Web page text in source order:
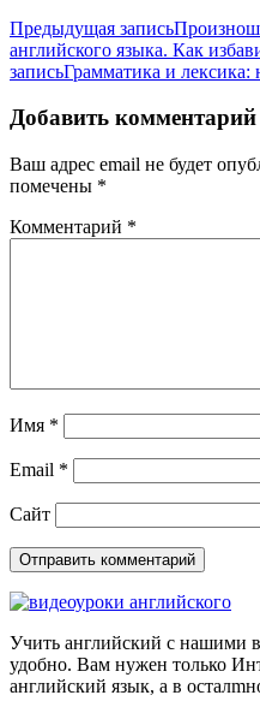
Предыдущая запись
английского языка. Как
записьГрамматика и лексика:
Добавить комментарий
Ваш адрес email не будет
помечены *
Комментарий *
Имя *
Email *
Сайт
Учить английский с нашими
удобно. Вам нужен только
английский язык, а в